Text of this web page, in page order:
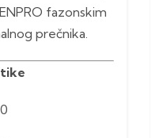
fazonskim
prečnika.